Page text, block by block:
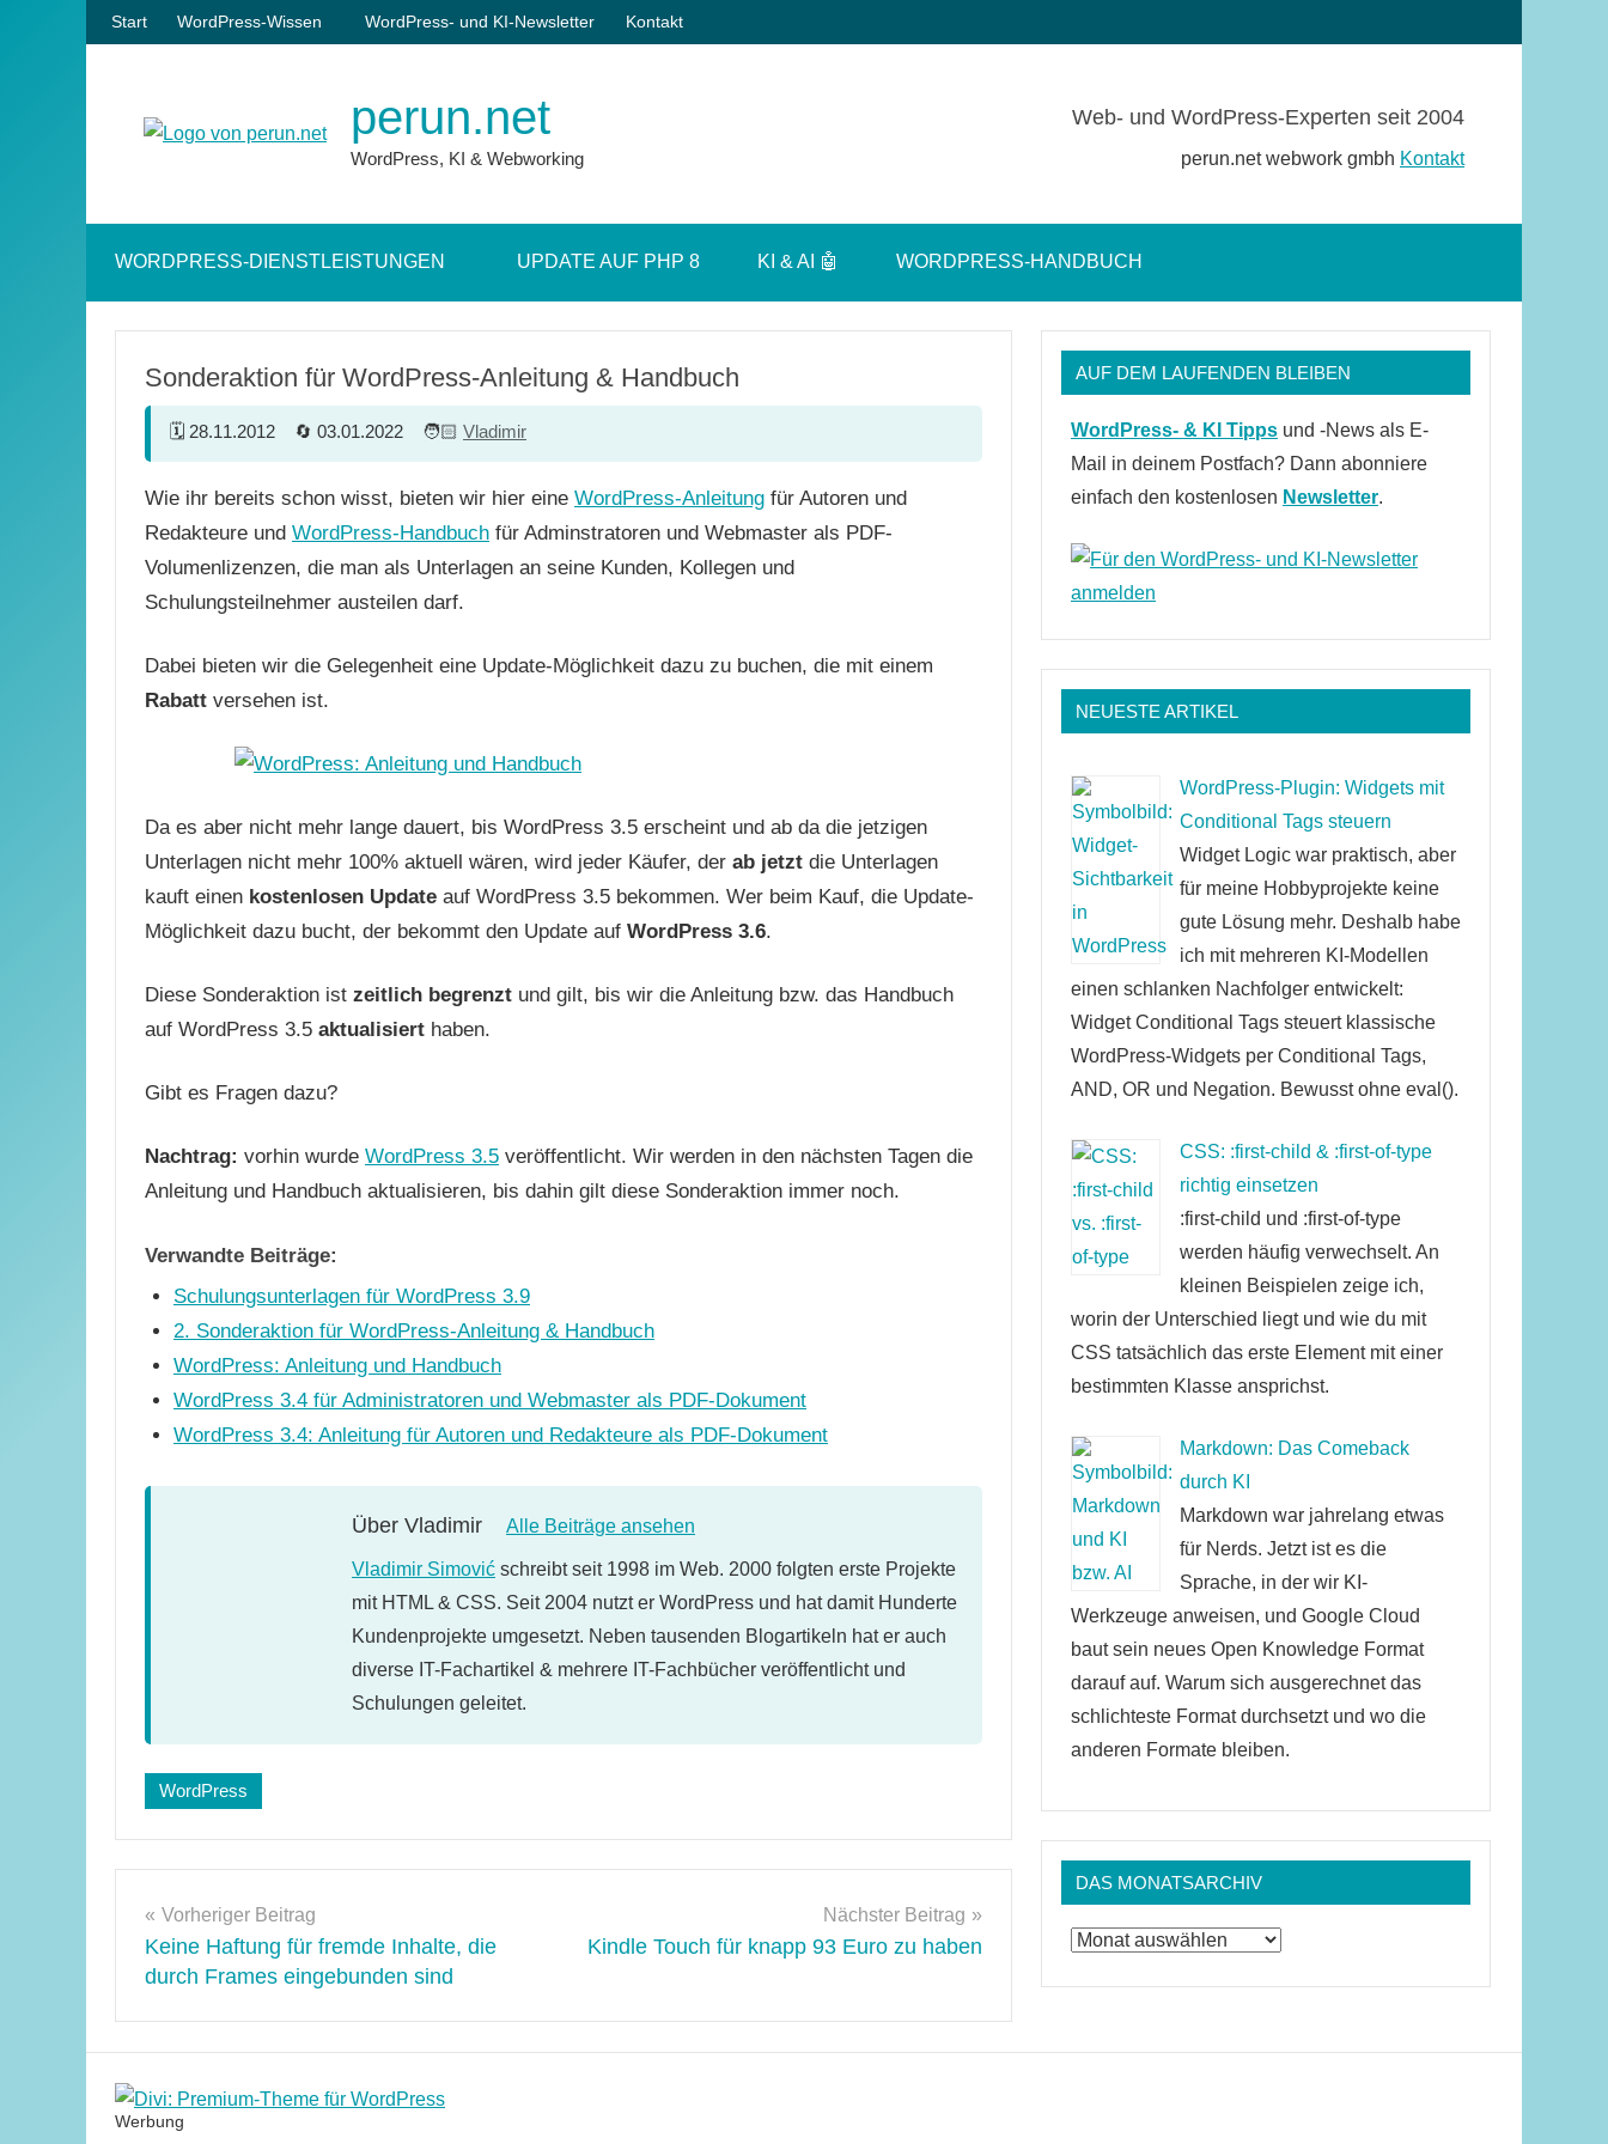
Zum
Inhalt
Start WordPress-Wissen WordPress- und KI-Newsletter Kontakt
perun.net
WordPress, KI & Webworking
Web- und WordPress-Experten seit 2004
perun.net webwork gmbh Kontakt
öffnen
WORDPRESS-DIENSTLEISTUNGEN UPDATE AUF PHP 8 KI & AI 🤖 WORDPRESS-HANDBUCH
Sonderaktion für WordPress-Anleitung & Handbuch
28.11.2012 03.01.2022 Vladimir
Wie ihr bereits schon wisst, bieten wir hier eine WordPress-Anleitung für Autoren und
Redakteure und WordPress-Handbuch für Adminstratoren und Webmaster als PDF-
Volumenlizenzen, die man als Unterlagen an seine Kunden, Kollegen und
Schulungsteilnehmer austeilen darf.
Dabei bieten wir die Gelegenheit eine Update-Möglichkeit dazu zu buchen, die mit einem
Rabatt versehen ist.
Da es aber nicht mehr lange dauert, bis WordPress 3.5 erscheint und ab da die jetzigen
Unterlagen nicht mehr 100% aktuell wären, wird jeder Käufer, der ab jetzt die Unterlagen
kauft einen kostenlosen Update auf WordPress 3.5 bekommen. Wer beim Kauf, die Update-
Möglichkeit dazu bucht, der bekommt den Update auf WordPress 3.6.
Diese Sonderaktion ist zeitlich begrenzt und gilt, bis wir die Anleitung bzw. das Handbuch
auf WordPress 3.5 aktualisiert haben.
Gibt es Fragen dazu?
Nachtrag: vorhin wurde WordPress 3.5 veröffentlicht. Wir werden in den nächsten Tagen die
Anleitung und Handbuch aktualisieren, bis dahin gilt diese Sonderaktion immer noch.
Verwandte Beiträge:
Schulungsunterlagen für WordPress 3.9
2. Sonderaktion für WordPress-Anleitung & Handbuch
WordPress: Anleitung und Handbuch
WordPress 3.4 für Administratoren und Webmaster als PDF-Dokument
WordPress 3.4: Anleitung für Autoren und Redakteure als PDF-Dokument
Über Vladimir Alle Beiträge ansehen
Vladimir Simović schreibt seit 1998 im Web. 2000 folgten erste Projekte
mit HTML & CSS. Seit 2004 nutzt er WordPress und hat damit Hunderte
Kundenprojekte umgesetzt. Neben tausenden Blogartikeln hat er auch
diverse IT-Fachartikel & mehrere IT-Fachbücher veröffentlicht und
Schulungen geleitet.
Schlagwörter:
WordPress
Beitragsnavigation
Vorheriger Beitrag
Keine Haftung für fremde Inhalte, die
durch Frames eingebunden sind
Nächster Beitrag
Kindle Touch für knapp 93 Euro zu haben
AUF DEM LAUFENDEN BLEIBEN
WordPress- & KI Tipps und -News als E-
Mail in deinem Postfach? Dann abonniere
einfach den kostenlosen Newsletter.
NEUESTE ARTIKEL
WordPress-Plugin: Widgets mit
Conditional Tags steuern
Widget Logic war praktisch, aber
für meine Hobbyprojekte keine
gute Lösung mehr. Deshalb habe
ich mit mehreren KI-Modellen
einen schlanken Nachfolger entwickelt:
Widget Conditional Tags steuert klassische
WordPress-Widgets per Conditional Tags,
AND, OR und Negation. Bewusst ohne eval().
CSS: :first-child & :first-of-type
richtig einsetzen
:first-child und :first-of-type
werden häufig verwechselt. An
kleinen Beispielen zeige ich,
worin der Unterschied liegt und wie du mit
CSS tatsächlich das erste Element mit einer
bestimmten Klasse ansprichst.
Markdown: Das Comeback
durch KI
Markdown war jahrelang etwas
für Nerds. Jetzt ist es die
Sprache, in der wir KI-
Werkzeuge anweisen, und Google Cloud
baut sein neues Open Knowledge Format
darauf auf. Warum sich ausgerechnet das
schlichteste Format durchsetzt und wo die
anderen Formate bleiben.
DAS MONATSARCHIV
Das
Werbung